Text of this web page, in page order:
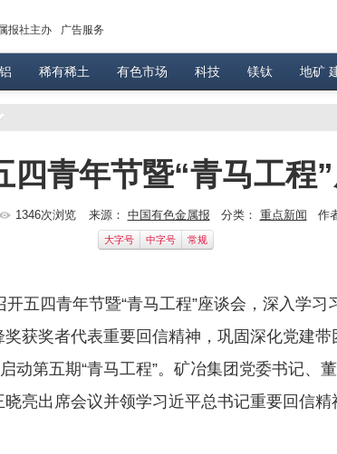
报社主办 广告服务
铝 稀有稀土 有色市场 科技 镁钛 地矿
四青年节暨“青马工程
1346次浏览 来源： 中国有色金属报 分类： 重点新闻 作
大字号 中字号 常规
五四青年节暨“青马工程”座谈会，深入学习
获奖者代表重要回信精神，巩固深化党建带
动第五期“青马工程”。矿冶集团党委书记、
亮出席会议并领学习近平总书记重要回信精